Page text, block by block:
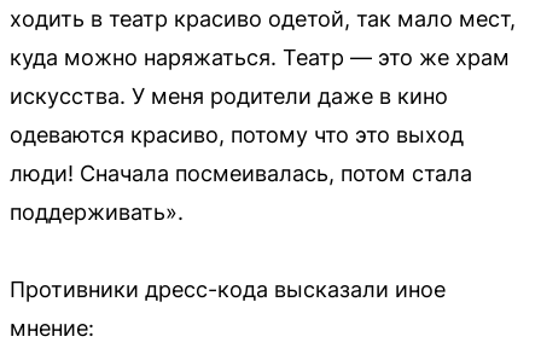
ходить в театр красиво одетой, так мало мест,
куда можно наряжаться. Театр — это же храм
искусства. У меня родители даже в кино
одеваются красиво, потому что это выход
люди! Сначала посмеивалась, потом стала
поддерживать».
Противники дресс-кода высказали иное
мнение: